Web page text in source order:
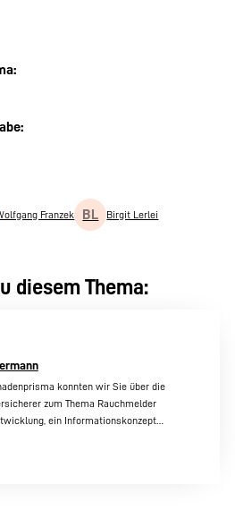
Franzek BL Birgit Lerlei
diesem Thema:
konnten wir Sie über die
zum Thema Rauchmelder
ein Informationskonzept…